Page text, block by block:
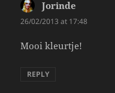
Jorinde
26/02/2013 at 17:48
Mooi kleurtje!
REPLY